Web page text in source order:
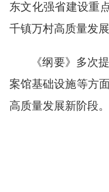
东文化强省建设重
千镇万村高质量发
《纲要》多次
案馆基础设施等方
高质量发展新阶段。